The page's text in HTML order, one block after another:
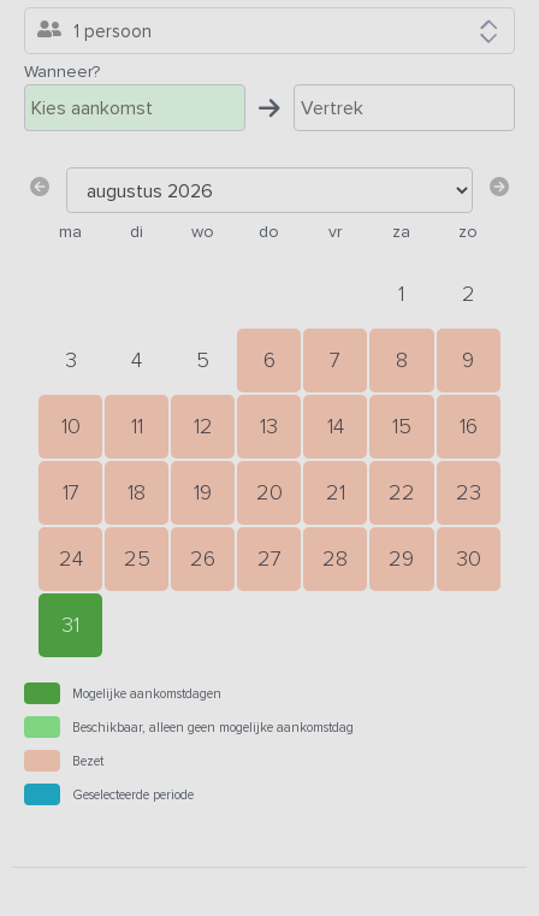
1 persoon
Wanneer?
ma di wo do vr za zo
1 2
3 4 5 6 7 8 9
10 11 12 13 14 15 16
17 18 19 20 21 22 23
24 25 26 27 28 29 30
31
Mogelijke aankomstdagen
Beschikbaar, alleen geen mogelijke aankomstdag
Bezet
Geselecteerde periode